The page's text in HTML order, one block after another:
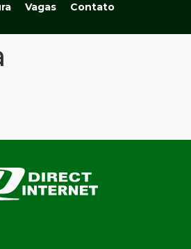
Vagas Contato